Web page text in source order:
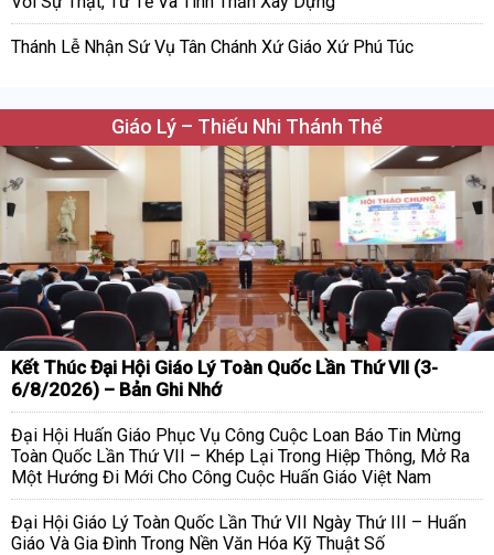
Thánh Lễ Nhận Sứ Vụ Tân Chánh Xứ Giáo Xứ Phú Túc
Giáo Lý – Thiếu Nhi Thánh Thể
Kết Thúc Đại Hội Giáo Lý Toàn Quốc Lần Thứ VII (3-
6/8/2026) – Bản Ghi Nhớ
Đại Hội Huấn Giáo Phục Vụ Công Cuộc Loan Báo Tin Mừng
Toàn Quốc Lần Thứ VII – Khép Lại Trong Hiệp Thông, Mở Ra
Một Hướng Đi Mới Cho Công Cuộc Huấn Giáo Việt Nam
Đại Hội Giáo Lý Toàn Quốc Lần Thứ VII Ngày Thứ III – Huấn
Giáo Và Gia Đình Trong Nền Văn Hóa Kỹ Thuật Số